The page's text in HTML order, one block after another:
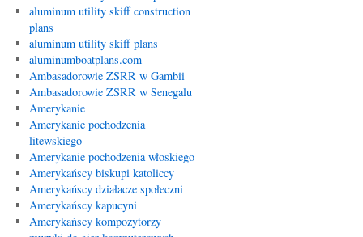
aluminum utility skiff construction
plans
aluminum utility skiff plans
aluminumboatplans.com
Ambasadorowie ZSRR w Gambii
Ambasadorowie ZSRR w Senegalu
Amerykanie
Amerykanie pochodzenia
litewskiego
Amerykanie pochodzenia włoskiego
Amerykańscy biskupi katoliccy
Amerykańscy działacze społeczni
Amerykańscy kapucyni
Amerykańscy kompozytorzy